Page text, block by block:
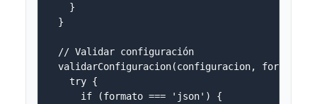
    }
  }
  // Validar configuración
validarConfiguracion(configuracion, formato)
    try {
      if (formato === 'json') {